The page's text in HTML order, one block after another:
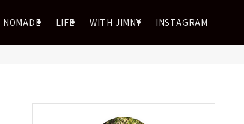
NOMADE LIFE WITH JIMNY INSTAGRAM